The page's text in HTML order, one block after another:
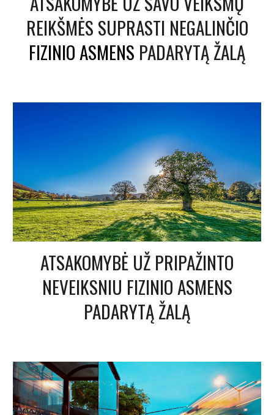
REIKŠMĖS SUPRASTI NEGALINČIO
FIZINIO ASMENS PADARYTĄ ŽALĄ
ATSAKOMYBĖ UŽ PRIPAŽINTO
NEVEIKSNIU FIZINIO ASMENS
PADARYTĄ ŽALĄ